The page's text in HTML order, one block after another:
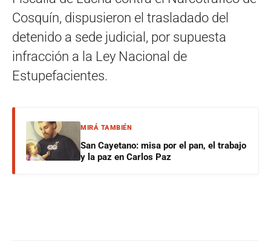
Cosquín, dispusieron el trasladado del
detenido a sede judicial, por supuesta
infracción a la Ley Nacional de
Estupefacientes.
MIRÁ TAMBIÉN
San Cayetano: misa por el pan, el trabajo
y la paz en Carlos Paz